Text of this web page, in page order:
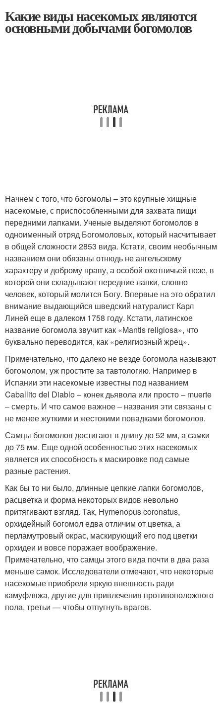
Какие виды насекомых являются
основными добычами богомолов
Начнем с того, что богомолы – это крупные хищные
насекомые, с приспособленными для захвата пищи
передними лапками. Ученые выделяют богомолов в
одноименный отряд Богомоловых, который насчитывает
в общей сложности 2853 вида. Кстати, своим необычным
названием они обязаны отнюдь не ангельскому
характеру и доброму нраву, а особой охотничьей позе, в
которой они складывают передние лапки, словно
человек, который молится Богу. Впервые на это обратил
внимание выдающийся шведский натуралист Карл
Линей еще в далеком 1758 году. Кстати, латинское
название богомола звучит как «Mantis religiosa», что
буквально переводится, как «религиозный жрец».
Примечательно, что далеко не везде богомола называют
богомолом, уж простите за тавтологию. Например в
Испании эти насекомые известны под названием
Caballito del Diablo – конек дьявола или просто – muerte
– смерть. И что самое важное – названия эти связаны с
не менее жуткими и жестокими повадками богомолов.
Самцы богомолов достигают в длину до 52 мм, а самки
до 75 мм. Еще одной особенностью этих насекомых
является их способность к маскировке под самые
разные растения.
Как бы то ни было, длинные цепкие лапки богомолов,
расцветка и форма некоторых видов невольно
притягивают взгляд. Так, Hymenopus coronatus,
орхидейный богомол едва отличим от цветка, а
перламутровый окрас, маскирующий его под цветки
орхидеи и вовсе поражает воображение.
Примечательно, что самцы этого вида почти в два раза
меньше самок. Исследователи отмечают, что некоторые
насекомые приобрели яркую внешность ради
камуфляжа, другие для привлечения противоположного
пола, третьи — чтобы отпугнуть врагов.